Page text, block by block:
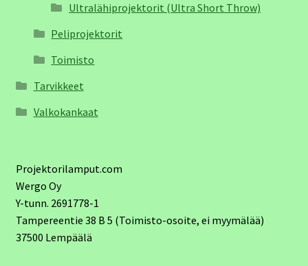
Ultralähiprojektorit (Ultra Short Throw)
Peliprojektorit
Toimisto
Tarvikkeet
Valkokankaat
Projektorilamput.com
Wergo Oy
Y-tunn. 2691778-1
Tampereentie 38 B 5 (Toimisto-osoite, ei myymälää)
37500 Lempäälä